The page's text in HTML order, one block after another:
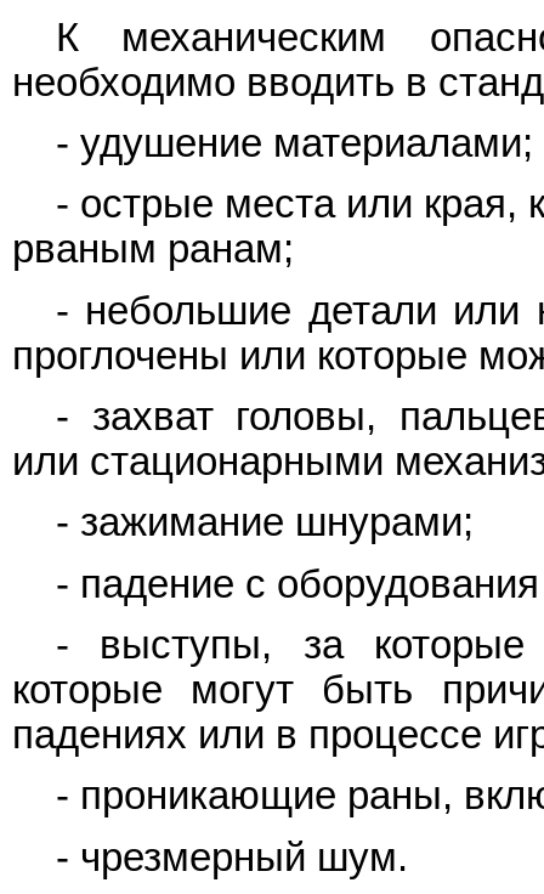
К механическим
необходимо вводить в
- удушение материалами;
- острые места или края,
рваным ранам;
- небольшие детали или
проглочены или которые
- захват головы,
или стационарными
- зажимание шнурами;
- падение с
- выступы, за которые
которые могут быть
падениях или в процессе
- проникающие раны,
- чрезмерный шум.